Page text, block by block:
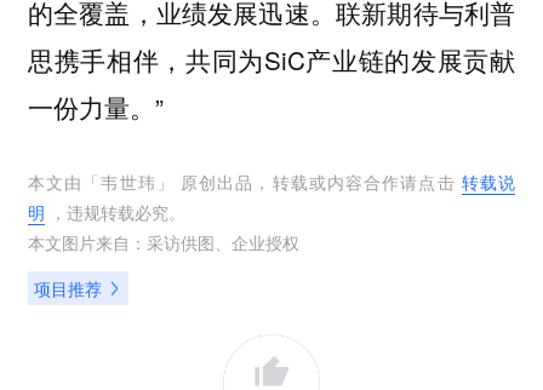
的全覆盖，业绩发展迅速。联新期待与利普
思携手相伴，共同为SiC产业链的发展贡献
一份力量。”
本文由「韦世玮 」 原创出品，转载或内容合作请点击 转载说
明 ，违规转载必究。
本文图片来自： 采访供图
企业授权
项目推荐